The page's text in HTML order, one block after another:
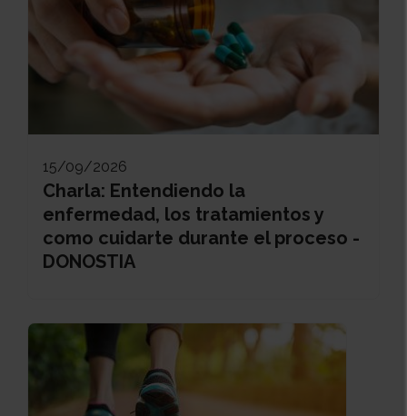
15/09/2026
Charla: Entendiendo la
enfermedad, los tratamientos y
como cuidarte durante el proceso -
DONOSTIA